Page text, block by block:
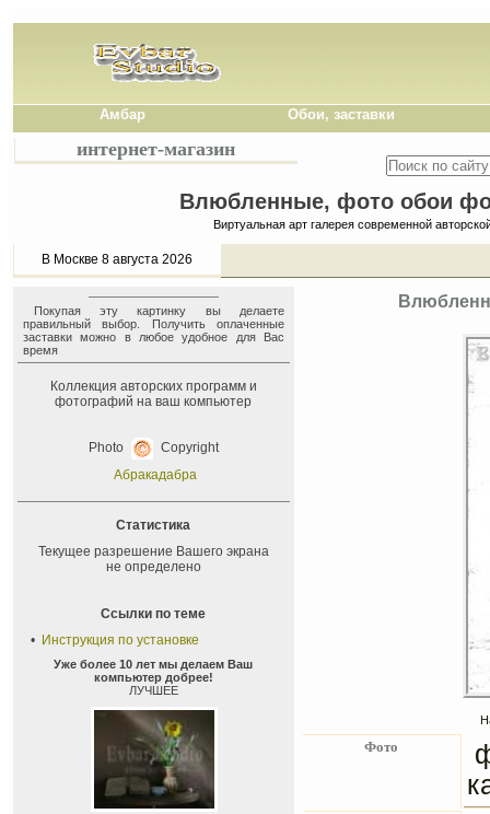
Амбар Обои, заставки
интернет-магазин
Влюбленные, фото обои
Виртуальная арт галерея современной
В Москве 8 августа 2026
Покупая эту картинку вы делаете
правильный выбор. Получить оплаченные
заставки можно в любое удобное для Вас
время
Коллекция авторских программ и
фотографий на ваш компьютер
Photo
Copyright
Абракадабра
Статистика
Текущее разрешение Вашего экрана
не определено
Ссылки по теме
• Инструкция по установке
Уже более 10 лет мы делаем Ваш
компьютер добрее!
ЛУЧШЕЕ
Фото